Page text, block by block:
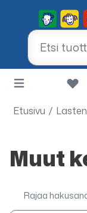
Etusivu /
Muut